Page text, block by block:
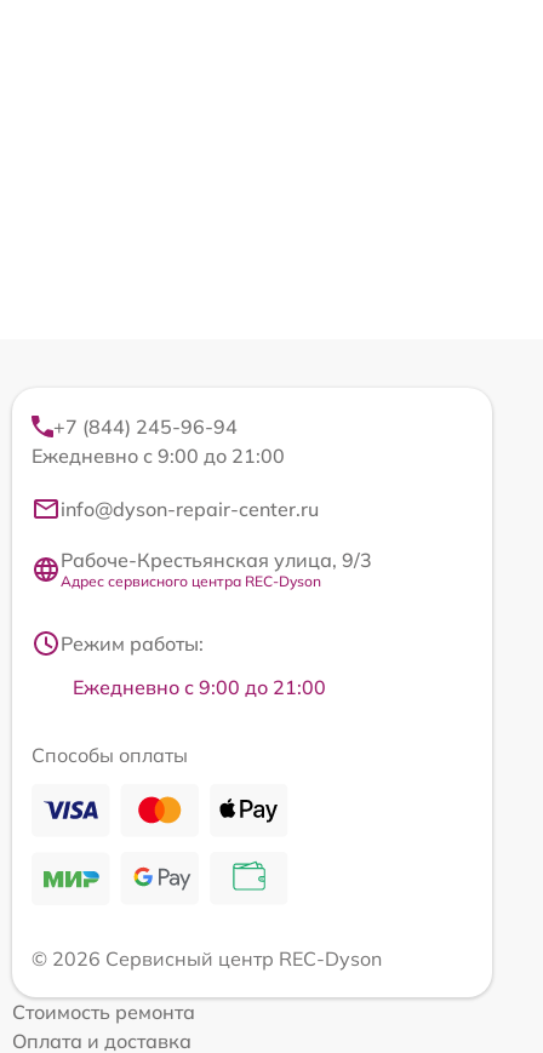
+7 (844) 245-96-94
Ежедневно с 9:00 до 21:00
info@dyson-repair-center.ru
Рабоче-Крестьянская улица, 9/3
Адрес сервисного центра REC-Dyson
Режим работы:
Ежедневно с 9:00 до 21:00
Способы оплаты
© 2026 Сервисный центр REC-Dyson
Стоимость ремонта
Оплата и доставка